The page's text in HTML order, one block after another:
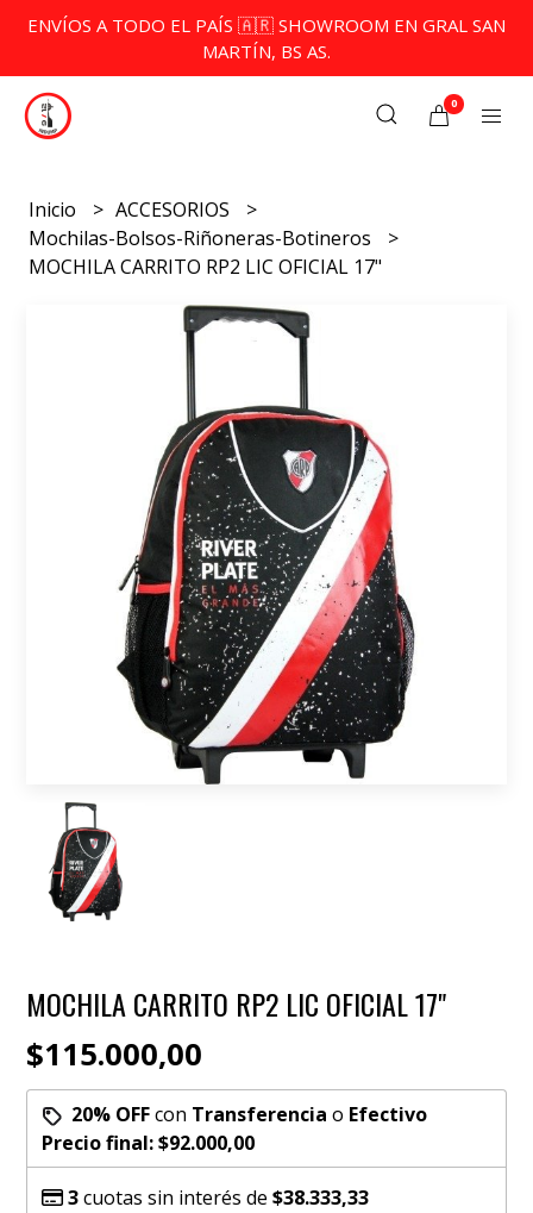
ENVÍOS A TODO EL PAÍS 🇦🇷 SHOWROOM EN GRAL SAN
MARTÍN, BS AS.
0
Inicio
ACCESORIOS
Mochilas-Bolsos-Riñoneras-Botineros
MOCHILA CARRITO RP2 LIC OFICIAL 17"
MOCHILA CARRITO RP2 LIC OFICIAL 17"
$115.000,00
20% OFFcon Transferencia o Efectivo
Precio final:$92.000,00
3cuotas sin interés de$38.333,33